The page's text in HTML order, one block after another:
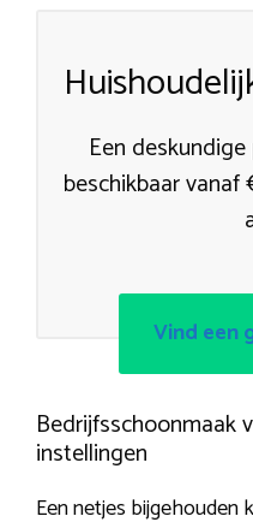
Een
beschikbaar vanaf
Vind een
Bedrijfsschoonmaak
instellingen
Een netjes bijgehouden